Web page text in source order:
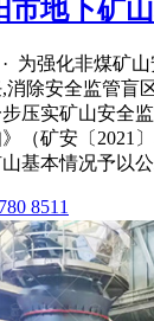
市地下矿
为强化非煤矿
消除安全监管盲
压实矿山安全
（矿安〔2021
基本情况予以公
8511